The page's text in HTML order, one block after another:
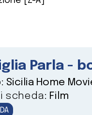
Parla -
Sicilia Home
scheda: Film